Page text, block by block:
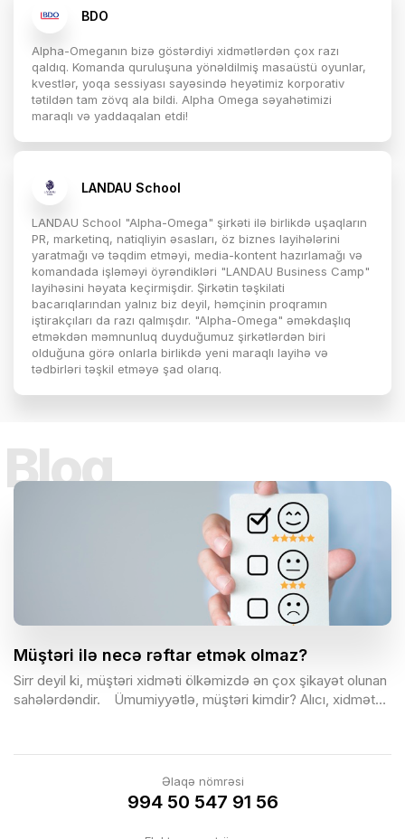
BDO
Alpha-Omeganın bizə göstərdiyi xidmətlərdən çox razı
qaldıq. Komanda quruluşuna yönəldilmiş masaüstü oyunlar,
kvestlər, yoqa sessiyası sayəsində heyətimiz korporativ
tətildən tam zövq ala bildi. Alpha Omega səyahətimizi
maraqlı və yaddaqalan etdi!
LANDAU School
LANDAU School "Alpha-Omega" şirkəti ilə birlikdə uşaqların
PR, marketinq, natiqliyin əsasları, öz biznes layihələrini
yaratmağı və təqdim etməyi, media-kontent hazırlamağı və
komandada işləməyi öyrəndikləri "LANDAU Business Camp"
layihəsini həyata keçirmişdir. Şirkətin təşkilati
bacarıqlarından yalnız biz deyil, həmçinin proqramın
iştirakçıları da razı qalmışdır. "Alpha-Omega" əməkdaşlıq
etməkdən məmnunluq duyduğumuz şirkətlərdən biri
olduğuna görə onlarla birlikdə yeni maraqlı layihə və
tədbirləri təşkil etməyə şad olarıq.
Bloq
Müştəri ilə necə rəftar etmək olmaz?
Sirr deyil ki, müştəri xidməti ölkəmizdə ən çox şikayət olunan
sahələrdəndir.⠀ Ümumiyyətlə, müştəri kimdir? Alıcı, xidmət
olmalıdır.⠀
Əlaqə nömrəsi
994 50 547 91 56